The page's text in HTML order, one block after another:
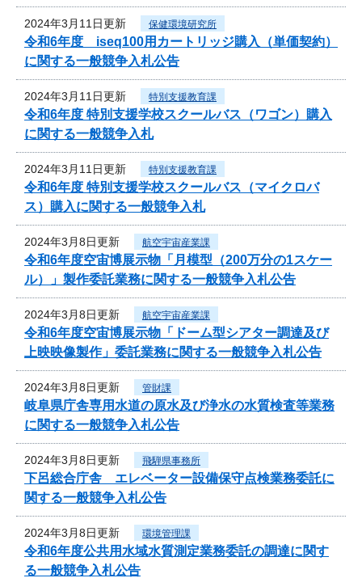
2024年3月11日更新 保健環境研究所
令和6年度 iseq100用カートリッジ購入（単価契約）
に関する一般競争入札公告
2024年3月11日更新 特別支援教育課
令和6年度 特別支援学校スクールバス（ワゴン）購入
に関する一般競争入札
2024年3月11日更新 特別支援教育課
令和6年度 特別支援学校スクールバス（マイクロバ
ス）購入に関する一般競争入札
2024年3月8日更新 航空宇宙産業課
令和6年度空宙博展示物「月模型（200万分の1スケー
ル）」製作委託業務に関する一般競争入札公告
2024年3月8日更新 航空宇宙産業課
令和6年度空宙博展示物「ドーム型シアター調達及び
上映映像製作」委託業務に関する一般競争入札公告
2024年3月8日更新 管財課
岐阜県庁舎専用水道の原水及び浄水の水質検査等業務
に関する一般競争入札公告
2024年3月8日更新 飛騨県事務所
下呂総合庁舎 エレベーター設備保守点検業務委託に
関する一般競争入札公告
2024年3月8日更新 環境管理課
令和6年度公共用水域水質測定業務委託の調達に関す
る一般競争入札公告